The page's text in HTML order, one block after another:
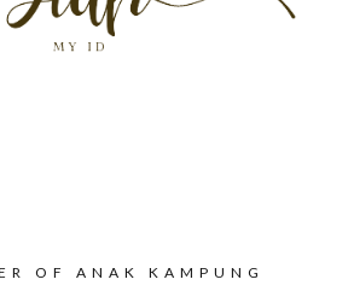
OF ANAK KAMPUNG